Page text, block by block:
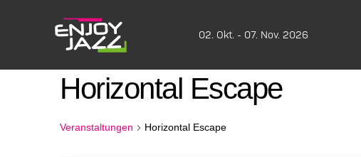
02. Okt. - 07. Nov. 2026
Horizontal Escape
Veranstaltungen Horizontal Escape